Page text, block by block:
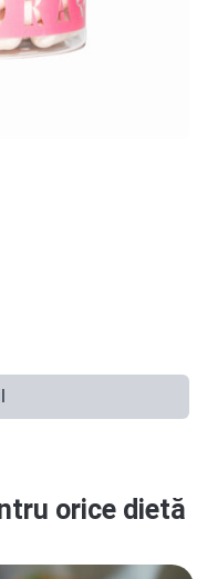
orice dietă